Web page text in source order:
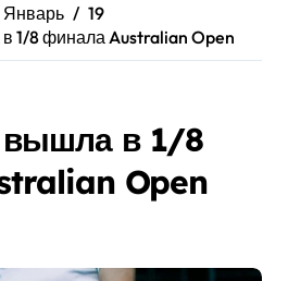
Январь
19
1/8 финала Australian Open
вышла в 1/8
Open